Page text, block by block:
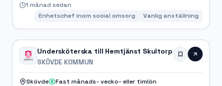
1 månad sedan
Enhetschef inom social omsorg
Vanlig anställning
Undersköterska till Hemtjänst Skultorp
SKÖVDE KOMMUN
Skövde
Fast månads- vecko- eller timlön